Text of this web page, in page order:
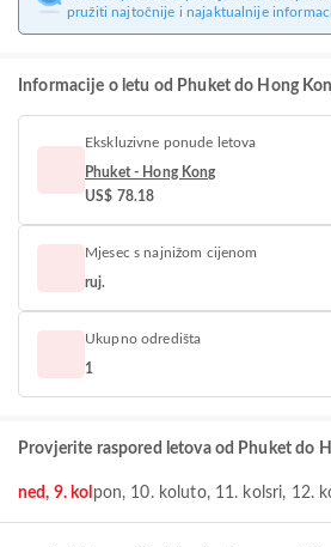
pružiti najtočnije i najaktualnije
Informacije o letu od Phuket do Hong
Ekskluzivne ponude letova
Phuket - Hong Kong
US$ 78.18
Mjesec s najnižom cijenom
ruj.
Ukupno odredišta
1
Provjerite raspored letova od Phuket do
ned, 9. kol pon, 10. kol uto, 11. kol sri, 12.